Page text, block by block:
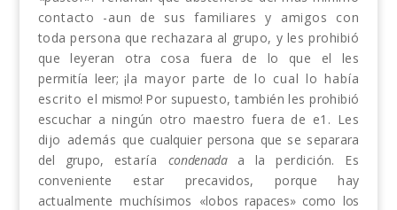
contacto -aun de sus familiares y amigos con
toda persona que rechazara al grupo, y les prohibió
que leyeran otra cosa fuera de lo que el les
permitía leer; ¡la mayor parte de lo cual lo había
escrito elmismo! Por supuesto, también les prohibió
escuchar a ningún otro maestro fuera de e1. Les
dijo además que cualquier persona que se separara
del grupo, es­taríacondenada a la perdición. Es
conveniente estarprecavidos, porque hay
actualmente muchísimos «lo­bos rapaces» como los